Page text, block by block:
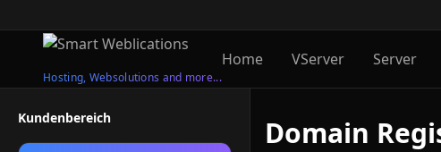
Hosting, Websolutions and more...
Home VServer Server
Kundenbereich Domain